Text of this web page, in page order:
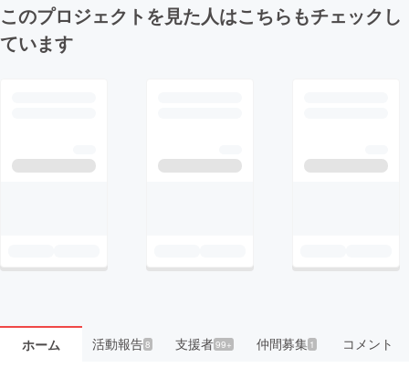
このプロジェクトを見た人はこちらもチェックし
ています
ホーム 活動報告8 支援者99+ 仲間募集 1 コメント